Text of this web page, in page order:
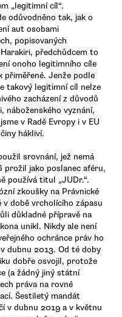
„legitimní cíl“.
odůvodněno tak, jak o
aut osobami
popisovaných
předchůdcem to
onoho legitimního cíle
přiměřené. Jenže podle
takový legitimní cíl nelze
zacházení z důvodů
náboženského vyznání,
v Radě Evropy i v EU
hákliví.
srovnání, jež nemá
prožil jako poslanec aféru,
používá titul „JUDr.“.
zkoušky na Právnické
době vrcholícího zápasu
důkladné přípravě na
unikl. Nikdy ale není
ochránce práv ho
dubnu 2013. Od té doby
dobře osvojil, protože
(a žádný jiný státní
práva na rovné
Šestiletý mandát
v dubnu 2019 a v květnu